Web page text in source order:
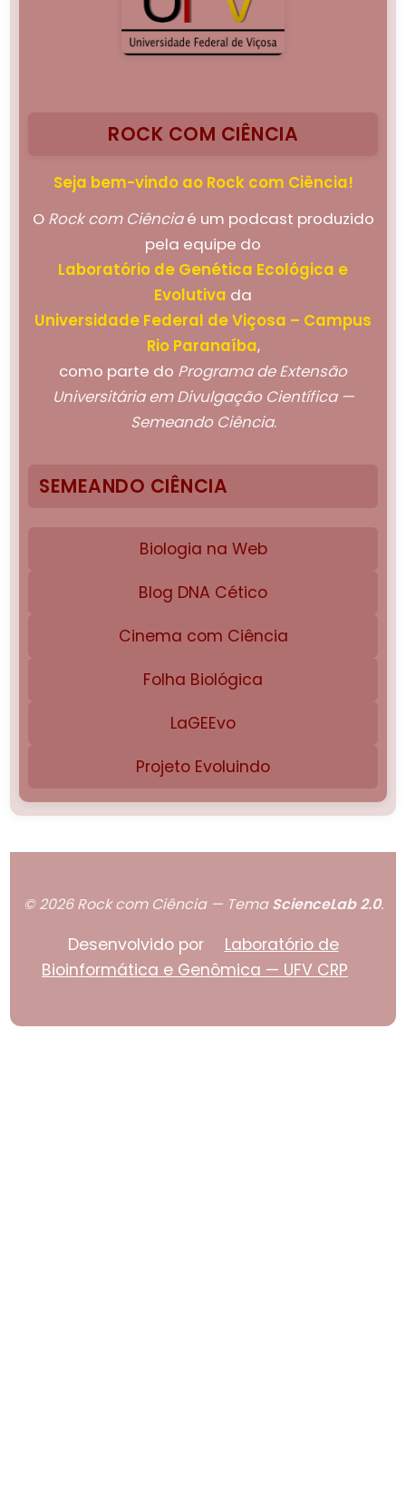
ROCK COM CIÊNCIA
Seja bem-vindo ao Rock com Ciência!
O Rock com Ciênciaé um podcast produzido
pela equipe do
Laboratório de Genética Ecológica e
Evolutiva da
Universidade Federal de Viçosa – Campus
Rio Paranaíba,
como parte do Programa de Extensão
Universitária em Divulgação Científica —
Semeando Ciência.
SEMEANDO CIÊNCIA
Biologia na Web
Blog DNA Cético
Cinema com Ciência
Folha Biológica
LaGEEvo
Projeto Evoluindo
© 2026 Rock com Ciência — TemaScienceLab 2.0.
Desenvolvido por
Laboratório de
Bioinformática e Genômica — UFV CRP